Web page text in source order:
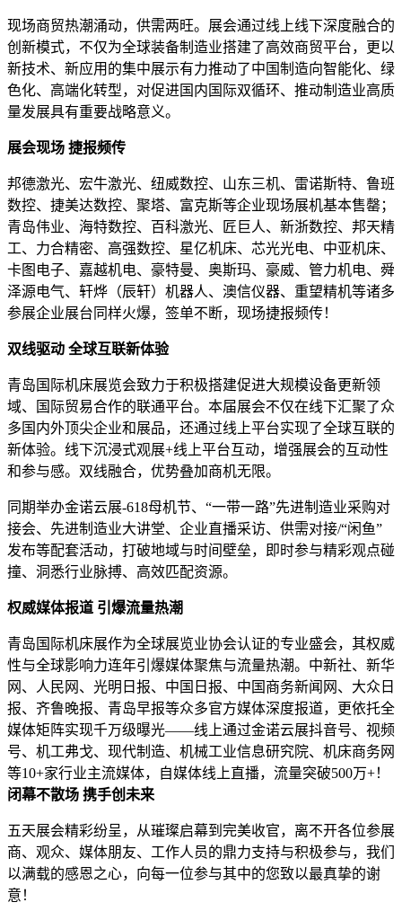
现场商贸热潮涌动，供需两旺。展会通过线上线下深度融合的
创新模式，不仅为全球装备制造业搭建了高效商贸平台，更以
新技术、新应用的集中展示有力推动了中国制造向智能化、绿
色化、高端化转型，对促进国内国际双循环、推动制造业高质
量发展具有重要战略意义。
展会现场 捷报频传
邦德激光、宏牛激光、纽威数控、山东三机、雷诺斯特、鲁班
数控、捷美达数控、聚塔、富克斯等企业现场展机基本售罄；
青岛伟业、海特数控、百科激光、匠巨人、新浙数控、邦天精
工、力合精密、高强数控、星亿机床、芯光光电、中亚机床、
卡图电子、嘉越机电、豪特曼、奥斯玛、豪威、管力机电、舜
泽源电气、轩烨（辰轩）机器人、澳信仪器、重望精机等诸多
参展企业展台同样火爆，签单不断，现场捷报频传！
双线驱动 全球互联新体验
青岛国际机床展览会致力于积极搭建促进大规模设备更新领
域、国际贸易合作的联通平台。本届展会不仅在线下汇聚了众
多国内外顶尖企业和展品，还通过线上平台实现了全球互联的
新体验。线下沉浸式观展+线上平台互动，增强展会的互动性
和参与感。双线融合，优势叠加商机无限。
同期举办金诺云展-618母机节、“一带一路”先进制造业采购对
接会、先进制造业大讲堂、企业直播采访、供需对接/“闲鱼”
发布等配套活动，打破地域与时间壁垒，即时参与精彩观点碰
撞、洞悉行业脉搏、高效匹配资源。
权威媒体报道 引爆流量热潮
青岛国际机床展作为全球展览业协会认证的专业盛会，其权威
性与全球影响力连年引爆媒体聚焦与流量热潮。中新社、新华
网、人民网、光明日报、中国日报、中国商务新闻网、大众日
报、齐鲁晚报、青岛早报等众多官方媒体深度报道，更依托全
媒体矩阵实现千万级曝光——线上通过金诺云展抖音号、视频
号、机工弗戈、现代制造、机械工业信息研究院、机床商务网
等10+家行业主流媒体，自媒体线上直播，流量突破500万+！
闭幕不散场 携手创未来
五天展会精彩纷呈，从璀璨启幕到完美收官，离不开各位参展
商、观众、媒体朋友、工作人员的鼎力支持与积极参与，我们
以满载的感恩之心，向每一位参与其中的您致以最真挚的谢
意！